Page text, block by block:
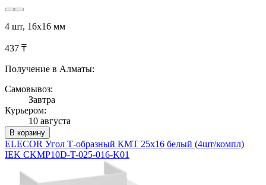
4 шт, 16х16 мм
437 ₸
Получение в Алматы:
Самовывоз:
Завтра
Курьером:
10 августа
В корзину
ELECOR Угол Т-образный КМТ 25х16 белый (4шт/компл)
IEK CKMP10D-T-025-016-K01